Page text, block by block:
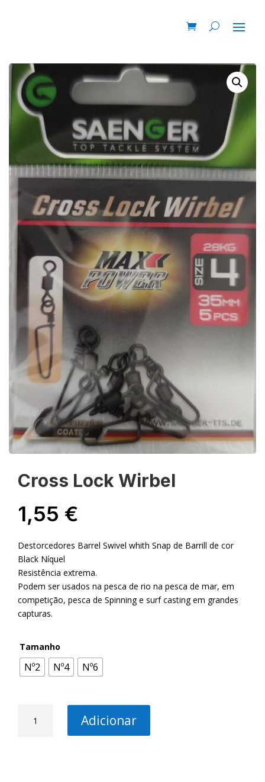
Cross Lock Wirbel
1,55 €
Destorcedores Barrel Swivel whith Snap de Barrill de cor
Black Níquel
Resistência extrema.
Podem ser usados na pesca de rio na pesca de mar, em
competição, pesca de Spinning e surf casting em grandes
capturas.
Tamanho
Nº2 Nº4 Nº6
Adicionar